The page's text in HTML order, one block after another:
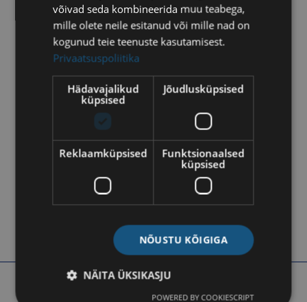
Külasta
Siduri 3, Tallinn 11313
võivad seda kombineerida muu teabega,
mille olete neile esitanud või mille nad on
kogunud teie teenuste kasutamisest.
Privaatsuspoliitika
Hädavajalikud
küpsised
Jõudlusküpsised
Reklaamküpsised
Funktsionaalsed
küpsised
NÕUSTU KÕIGIGA
NÄITA ÜKSIKASJU
POWERED BY COOKIESCRIPT